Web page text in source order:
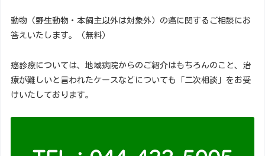
動物（野生動物・本飼主以外は対象外）の癌に関するご相談にお
答えいたします。（無料）
癌診療については、地域病院からのご紹介はもちろんのこと、治
療が難しいと言われたケースなどについても「二次相談」をお受
けいたしております。